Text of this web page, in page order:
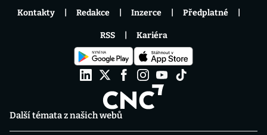
Další témata z našich webů
Kontakty Redakce Inzerce Předplatné
RSS Kariéra